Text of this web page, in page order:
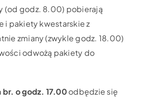
(od godz. 8.00) pobierają
i pakiety kwestarskie z
zmiany (zwykle godz. 18.00)
odwożą pakiety do
br. o godz. 17.00odbędzie się